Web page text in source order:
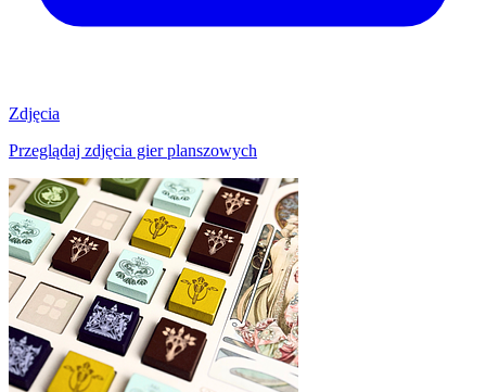
Zdjęcia
Przeglądaj zdjęcia gier planszowych